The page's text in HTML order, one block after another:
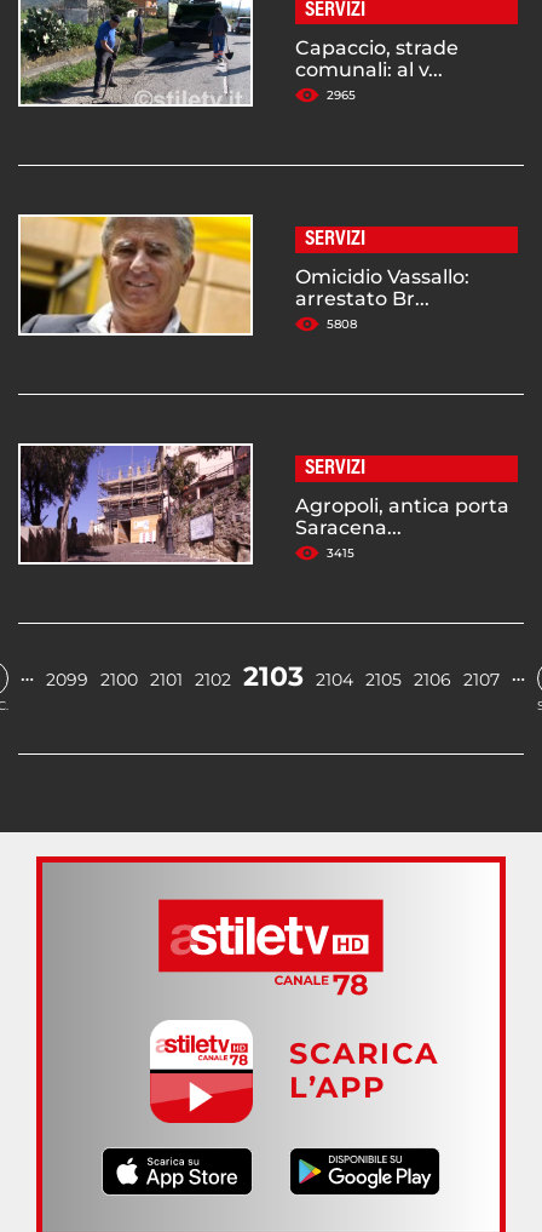
SERVIZI
Capaccio, strade
comunali: al v...
2965
SERVIZI
Omicidio Vassallo:
arrestato Br...
5808
SERVIZI
Agropoli, antica porta
Saracena...
3415
… 2099 2100 2101 2102 2103 2104 2105 2106 2107 …
SCARICA
L’APP